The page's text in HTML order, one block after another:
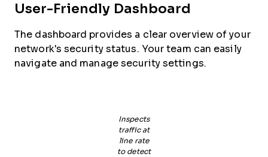
User-Friendly Dashboard
The dashboard provides a clear overview of your
network's security status. Your team can easily
navigate and manage security settings.
Inspects
traffic at
line rate
to detect